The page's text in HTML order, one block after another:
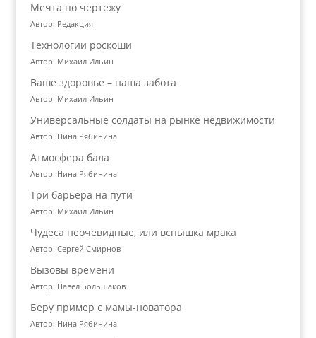
Мечта по чертежу
Автор: Редакция
Технологии роскоши
Автор: Михаил Ильин
Ваше здоровье – наша забота
Автор: Михаил Ильин
Универсальные солдаты на рынке недвижимости
Автор: Нина Рябинина
Атмосфера бала
Автор: Нина Рябинина
Три барьера на пути
Автор: Михаил Ильин
Чудеса неочевидные, или вспышка мрака
Автор: Сергей Смирнов
Вызовы времени
Автор: Павел Большаков
Беру пример с мамы-новатора
Автор: Нина Рябинина